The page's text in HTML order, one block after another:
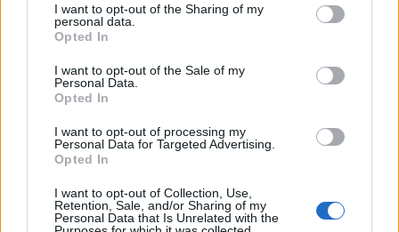
not limited to your visit or usage behaviour. You may click to
grant or deny consent to Google and its third-party tags to
use your data for below specified purposes in below Google
consent section.
I want to opt-out of the Sharing of my
personal data.
Opted In
I want to opt-out of the Sale of my
Personal Data.
Opted In
I want to opt-out of processing my
Personal Data for Targeted Advertising.
Opted In
I want to opt-out of Collection, Use,
Retention, Sale, and/or Sharing of my
Personal Data that Is Unrelated with the
Egy kattintás, és nem maradsz le a további receptekről:
Töltsd le ITTkét ajándék receptfüzetünket a Hírlevél
feliratkozás mellé!